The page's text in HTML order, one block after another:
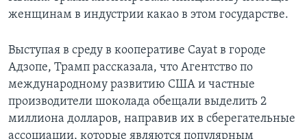
женщинам в индустрии какао в этом государстве.
Выступая в среду в кооперативе Cayat в городе
Адзопе, Трамп рассказала, что Агентство по
международному развитию США и частные
производители шоколада обещали выделить 2
миллиона долларов, направив их в сберегательные
ассоциации, которые являются популярным